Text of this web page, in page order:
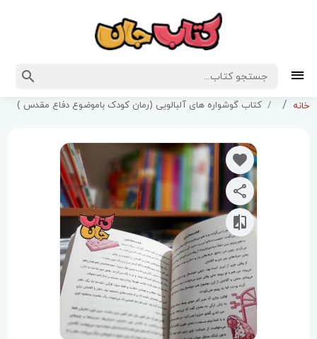
خانه کتاب گوشواره های آلبالویی (رمان کودک باموضوع دفاع مقدس )